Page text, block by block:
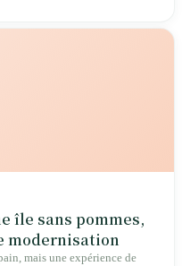
île sans pommes,
mais une expérience de